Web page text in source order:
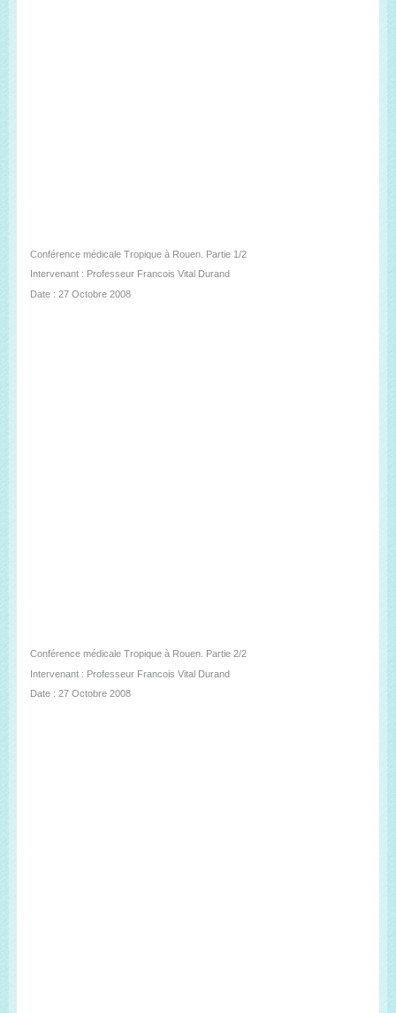
Conférence médicale Tropique à Rouen. Partie 1/2
Intervenant : Professeur Francois Vital Durand
Date : 27 Octobre 2008
Conférence médicale Tropique à Rouen. Partie 2/2
Intervenant : Professeur Francois Vital Durand
Date : 27 Octobre 2008